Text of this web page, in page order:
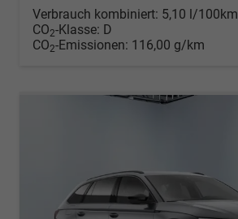
Verbrauch kombiniert: 5,10 l/100km
CO2-Klasse: D
CO2-Emissionen: 116,00 g/km